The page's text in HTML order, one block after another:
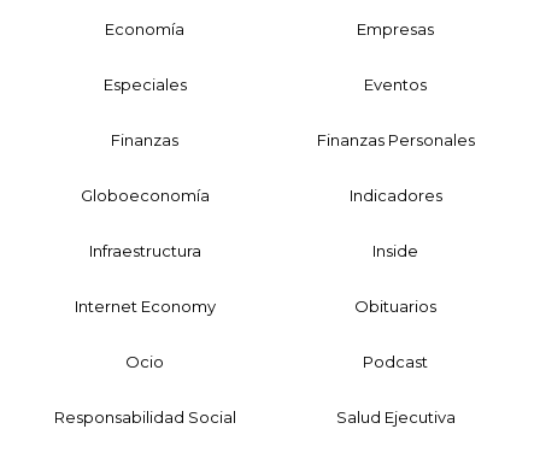
Economía Empresas
Especiales Eventos
Finanzas Finanzas Personales
Globoeconomía Indicadores
Infraestructura Inside
Internet Economy Obituarios
Ocio Podcast
Responsabilidad Social Salud Ejecutiva